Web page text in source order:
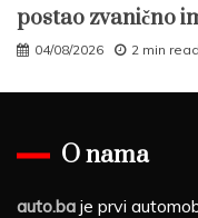
postao zvanično
04/08/2026 2 min read
O nama
auto.ba je prvi